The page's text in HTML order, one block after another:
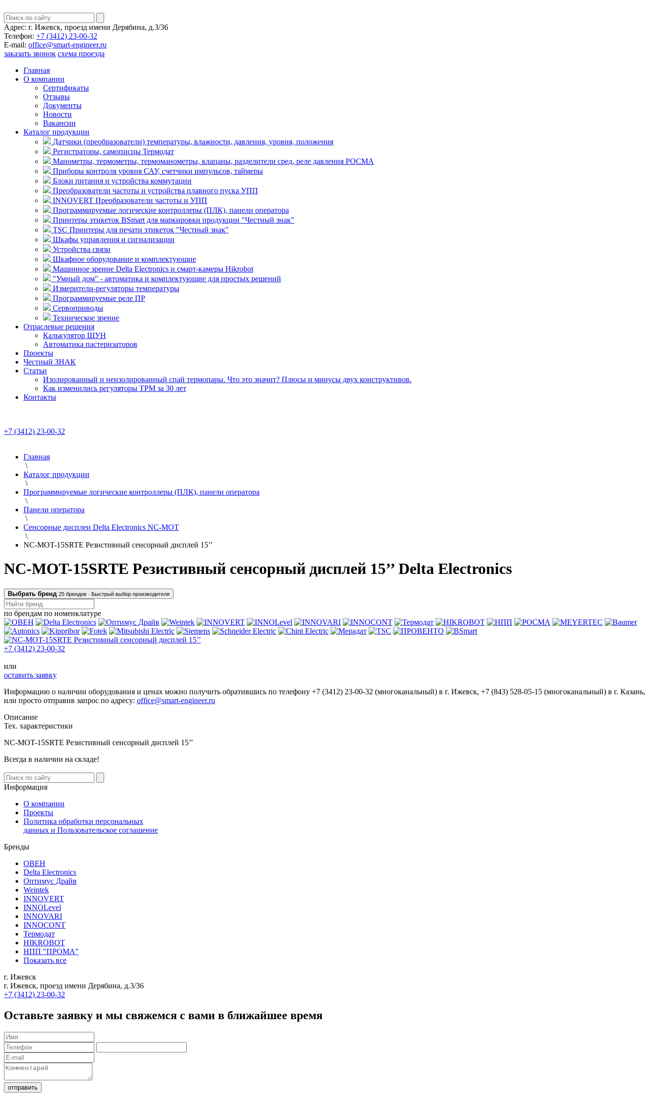
Адрес: г. Ижевск, проезд имени Дерябина, д.3/36
Телефон: +7 (3412) 23-00-32
E-mail: office@smart-engineer.ru
заказать звонок схема проезда
Главная
О компании
Сертификаты
Отзывы
Документы
Новости
Вакансии
Каталог продукции
Датчики (преобразователи) температуры, влажности, давления, уровня, положения
Регистраторы, самописцы Термодат
Манометры, термометры, термоманометры, клапаны, разделители сред, реле давления РОСМА
Приборы контроля уровня САУ, счетчики импульсов, таймеры
Блоки питания и устройства коммутации
Преобразователи частоты и устройства плавного пуска УПП
INNOVERT Преобразователи частоты и УПП
Программируемые логические контроллеры (ПЛК), панели оператора
Принтеры этикеток BSmart для маркировки продукции "Честный знак"
TSC Принтеры для печати этикеток "Честный знак"
Шкафы управления и сигнализации
Устройства связи
Шкафное оборудование и комплектующие
Машинное зрение Delta Electronics и смарт-камеры Hikrobot
"Умный дом" - автоматика и комплектующие для простых решений
Измерители-регуляторы температуры
Программируемые реле ПР
Сервоприводы
Техническое зрение
Отраслевые решения
Калькулятор ШУН
Автоматика пастеризаторов
Проекты
Честный ЗНАК
Статьи
Изолированный и неизолированный спай термопары. Что это значит? Плюсы и минусы двух конструктивов.
Как изменились регуляторы ТРМ за 30 лет
Контакты
+7 (3412) 23-00-32
Главная
\
Каталог продукции
\
Программируемые логические контроллеры (ПЛК), панели оператора
\
Панели оператора
\
Сенсорные дисплеи Delta Electronics NC-MOT
\
NC-MOT-15SRTE Резистивный сенсорный дисплей 15’’
NC-MOT-15SRTE Резистивный сенсорный дисплей 15’’ Delta Electronics
Выбрать бренд 25 брендов · Быстрый выбор производителя
по брендам по номенклатуре
+7 (3412) 23-00-32
или
оставить заявку
Информацию о наличии оборудования и ценах можно получить обратившись по телефону +7 (3412) 23-00-32 (многоканальный) в г. Ижевск, +7 (843) 528-05-15 (многоканальный) в г. Казань,
или просто отправив запрос по адресу: office@smart-engineer.ru
Описание
Тех. характеристики
NC-MOT-15SRTE Резистивный сенсорный дисплей 15’’
Всегда в наличии на складе!
Информация
О компании
Проекты
Политика обработки персональных
данных и Пользовательское соглашение
Бренды
ОВЕН
Delta Electronics
Оптимус Драйв
Weintek
INNOVERT
INNOLevel
INNOVARI
INNOCONT
Термодат
HIKROBOT
НПП "ПРОМА"
Показать все
г. Ижевск
г. Ижевск, проезд имени Дерябина, д.3/36
+7 (3412) 23-00-32
Оставьте заявку и мы свяжемся с вами в ближайшее время
отправить